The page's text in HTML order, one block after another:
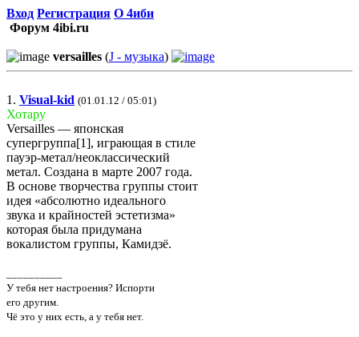
Вход Регистрация О 4иби
Форум 4ibi.ru
versailles (J - музыка)
1. Visual-kid (01.01.12 / 05:01)
Хотару
Versailles — японская
супергруппа[1], играющая в стиле
пауэр-метал/неоклассический
метал. Создана в марте 2007 года.
В основе творчества группы стоит
идея «абсолютно идеального
звука и крайностей эстетизма»
которая была придумана
вокалистом группы, Камидзё.
У тебя нет настроения? Испорти
его другим.
Чё это у них есть, а у тебя нет.